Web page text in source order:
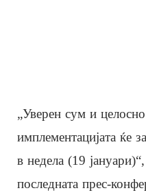
„Уверен сум и
имплементацијата ќе
в недела (19
последната прес-